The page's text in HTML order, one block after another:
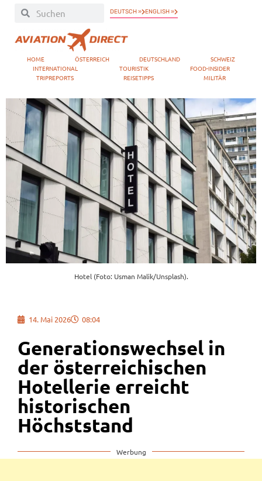
DEUTSCH » ENGLISH »
HOME ÖSTERREICH DEUTSCHLAND
SCHWEIZ
INTERNATIONAL
TOURISTIK
FOOD-INSIDER
TRIPREPORTS
REISETIPPS MILITÄR
Hotel (Foto: Usman Malik/Unsplash).
14. Mai 2026 08:04
Generationswechsel in
der österreichischen
Hotellerie erreicht
historischen
Höchststand
Werbung